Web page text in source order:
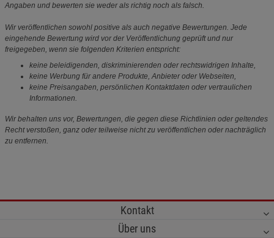
Angaben und bewerten sie weder als richtig noch als falsch.
Wir veröffentlichen sowohl positive als auch negative Bewertungen. Jede
eingehende Bewertung wird vor der Veröffentlichung geprüft und nur
freigegeben, wenn sie folgenden Kriterien entspricht:
keine beleidigenden, diskriminierenden oder rechtswidrigen Inhalte,
keine Werbung für andere Produkte, Anbieter oder Webseiten,
keine Preisangaben, persönlichen Kontaktdaten oder vertraulichen
Informationen.
Wir behalten uns vor, Bewertungen, die gegen diese Richtlinien oder geltendes
Recht verstoßen, ganz oder teilweise nicht zu veröffentlichen oder nachträglich
zu entfernen.
Kontakt
Über uns